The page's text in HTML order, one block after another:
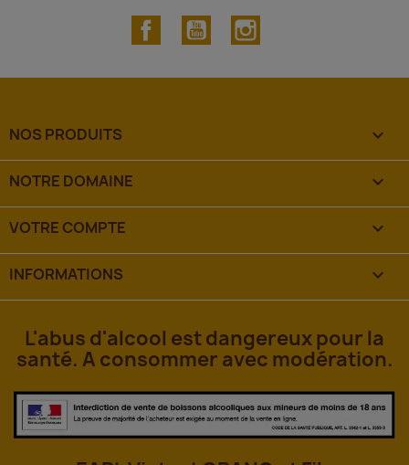
FacebookYouTube
NOS PRODUITS 
NOTRE DOMAINE 
VOTRE COMPTE 
INFORMATIONS keyboard_arrow_down
L'abus d'alcool est dangereux pour la
santé. A consommer avec modération.